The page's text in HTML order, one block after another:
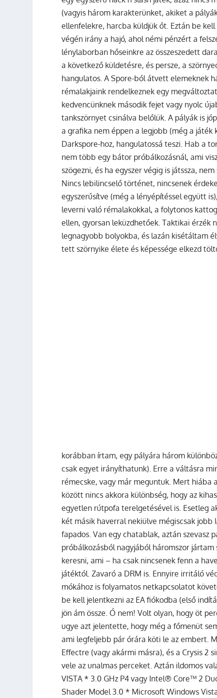
(vagyis három karakterünket, akiket a
ellenfelekre, harcba küldjük őt. Eztán be
végén irány a hajó, ahol némi pénzért a
lénylaborban hőseinkre az összeszedett
a következő küldetésre, és persze, a
hangulatos. A Spore-ból átvett elemeknek
rémalakjaink rendelkeznek egy
kedvencünknek második fejet vagy nyolc
tankszörnyet csinálva belőlük. A pályák is
a grafika nem éppen a legjobb (még a játék
Darkspore-hoz, hangulatossá teszi. Hab a
nem több egy bátor próbálkozásnál, ami
szögezni, és ha egyszer végig is játssza,
Nincs lebilincselő történet, nincsenek
egyszerűsítve (még a lényépítéssel együtt
leverni való rémalakokkal, a folytonos
ellen, gyorsan leküzdhetőek. Taktikai érzék
legnagyobb bolyokba, és lazán kisétáltam
tett szörnyike élete és képessége elkezd
korábban írtam, egy pályára három
csak egyet irányíthatunk). Erre a váltásra
rémecske, vagy már meguntuk. Mert hiába
között nincs akkora különbség, hogy az
egyetlen rútpofa terelgetésével is. Esetleg
két másik haverral nekiülve mégiscsak
fapados. Van egy chatablak, aztán szevasz
próbálkozásból nagyjából háromszor
keresni, ami – ha csak nincsenek fenn a
játéktól. Zavaró a DRM is. Ennyire irritáló
mókához is folyamatos netkapcsolatot
be kell jelentkezni az EA fiókodba (első
jön ám össze. Ó nem! Volt olyan, hogy öt
ugye azt jelentette, hogy még a főmenüt
ami legfeljebb pár órára köti le az embert.
Effectre (vagy akármi másra), és a Crysis 2
vele az unalmas perceket. Aztán ildomos
VISTA * 3.0 GHz P4 vagy Intel® Core™ 2
Shader Model 3.0 * Microsoft Windows